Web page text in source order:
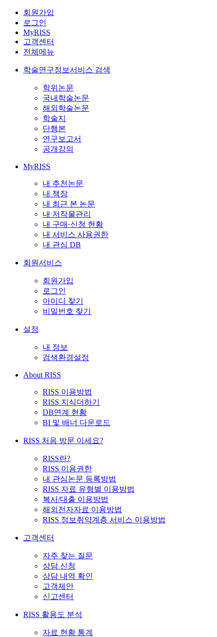
회원가입
로그인
MyRISS
고객센터
전체메뉴
학술연구정보서비스 검색
학위논문
국내학술논문
해외학술논문
학술지
단행본
연구보고서
공개강의
MyRISS
내 추천논문
내 책장
내 최근 본 논문
내 저작물관리
내 구매·신청 현황
내 서비스 사용권한
내 관심 DB
회원서비스
회원가입
로그인
아이디 찾기
비밀번호 찾기
설정
내 정보
검색환경설정
About RISS
RISS 이용방법
RISS 지식더하기
DB연계 현황
BI 및 배너 다운로드
RISS 처음 방문 이세요?
RISS란?
RISS 이용권한
내 관심논문 등록방법
RISS 자료 유형별 이용방법
복사/대출 이용방법
해외전자자료 이용방법
RISS 정보취약계층 서비스 이용방법
고객센터
자주 찾는 질문
상담 신청
상담 내역 확인
고객제안
신고센터
RISS 활용도 분석
자료 현황 통계